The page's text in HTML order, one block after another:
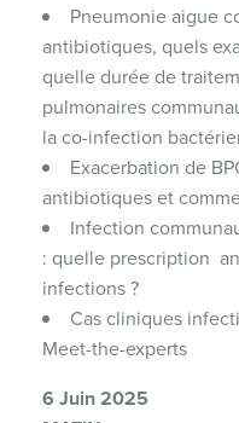
Pneumonie aigue
antibiotiques, quels
quelle durée de
pulmonaires
la co-infection
Exacerbation de
antibiotiques et
Infection
: quelle prescription
infections ?
Cas cliniques
Meet-the-experts
6 Juin 2025